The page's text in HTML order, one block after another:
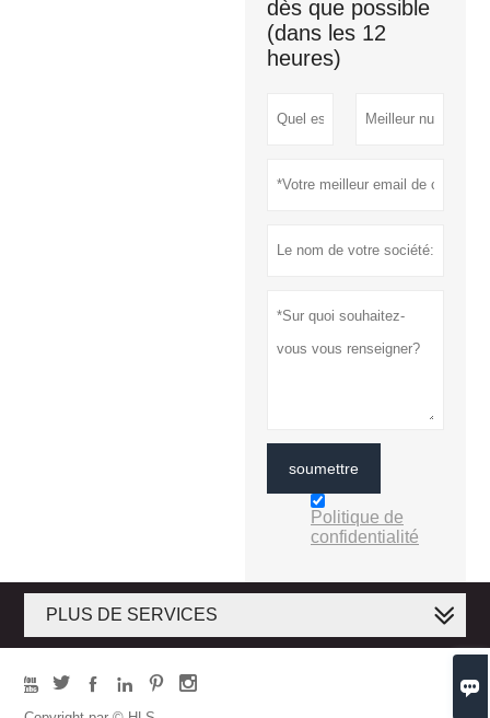

dès que possible
(dans les 12
heures)
soumettre
Politique de
confidentialité
PLUS DE SERVICES
     